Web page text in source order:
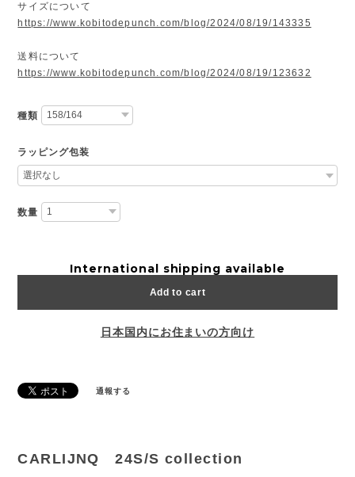
サイズについて
https://www.kobitodepunch.com/blog/2024/08/19/143335
送料について
https://www.kobitodepunch.com/blog/2024/08/19/123632
種類
ラッピング包装
数量
International shipping available
Add to cart
日本国内にお住まいの方向け
通報する
CARLIJNQ 24S/S collection